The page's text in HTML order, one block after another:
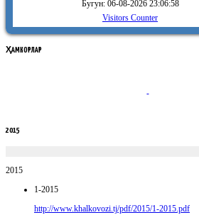
Бугун: 06-08-2026 23:06:58
Visitors Counter
ҲАМКОРЛАР
2015
2015
1-2015
http://www.khalkovozi.tj/pdf/2015/1-2015.pdf